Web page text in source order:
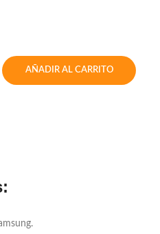
AÑADIR AL CARRITO